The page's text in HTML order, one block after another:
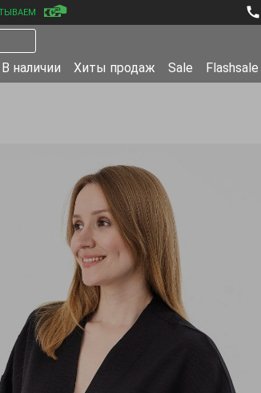
В наличии Хиты продаж Sale Flashsale